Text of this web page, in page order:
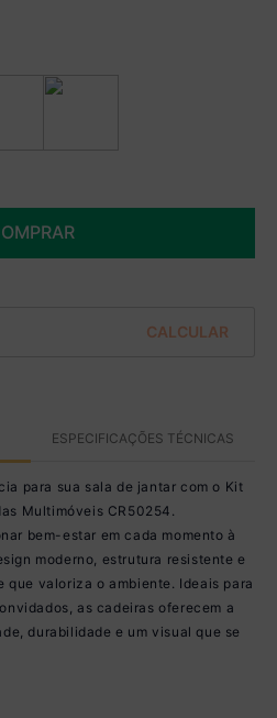
ESPECIFICAÇÕES TÉCNICAS
para sua sala de jantar com o Kit
Multimóveis CR50254.
bem-estar em cada momento à
moderno, estrutura resistente e
que valoriza o ambiente. Ideais para
as cadeiras oferecem a
durabilidade e um visual que se